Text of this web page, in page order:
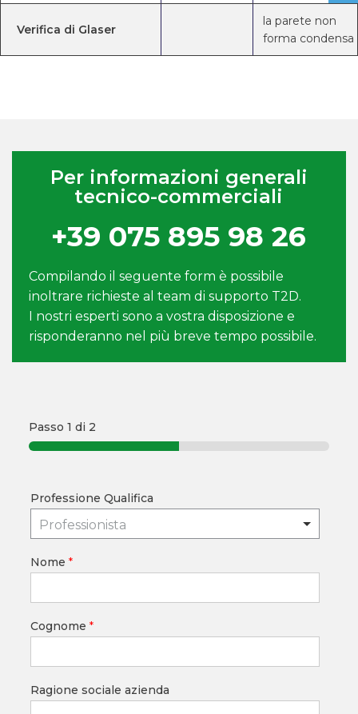
Verifica di Glaser
la parete non
forma condensa
Per informazioni generali
tecnico-commerciali
+39 075 895 98 26
Compilando il seguente form è possibile
inoltrare richieste al team di supporto T2D.
I nostri esperti sono a vostra disposizione e
risponderanno nel più breve tempo possibile.
Passo 1 di 2
Professione Qualifica
Professionista
Nome *
Cognome *
Ragione sociale azienda